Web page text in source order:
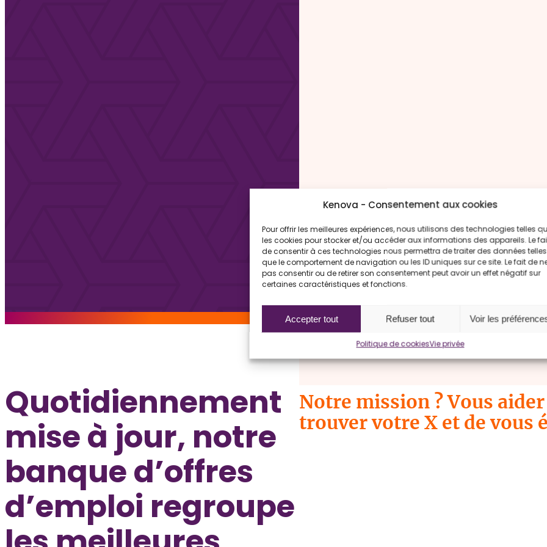
Kenova - Consentement aux cookies
Pour offrir les meilleures expériences, nous utilisons des technologies telles
les cookies pour stocker et/ou accéder aux informations des appareils. Le
de consentir à ces technologies nous permettra de traiter des données telles
que le comportement de navigation ou les ID uniques sur ce site. Le fait de
pas consentir ou de retirer son consentement peut avoir un effet négatif sur
certaines caractéristiques et fonctions.
Accepter tout Refuser tout Voir les
Politique de cookiesVie privée
Quotidiennement
mise à jour, notre
banque d’offres
d’emploi regroupe
Notre mission ? Vous
trouver votre X et de vous